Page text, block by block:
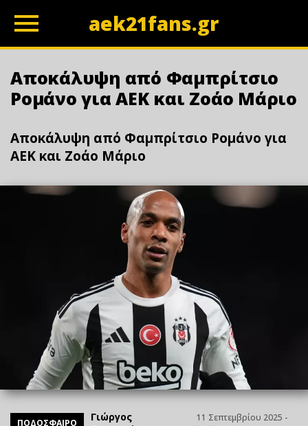
aek21fans.gr
Αποκάλυψη από Φαμπρίτσιο
Ρομάνο για ΑΕΚ και Ζοάο Μάριο
Αποκάλυψη από Φαμπρίτσιο Ρομάνο για
ΑΕΚ και Ζοάο Μάριο
ΠΟΔΟΣΦΑΙΡΟ
Γιώργος
11 Σεπτεμβρίου 2025 -